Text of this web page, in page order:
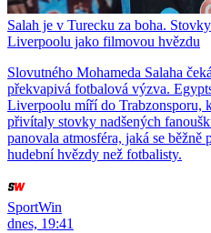
Salah je v Turecku za boha.
Liverpoolu jako filmovou hvězdu
Slovutného Mohameda Salaha
překvapivá fotbalová výzva.
Liverpoolu míří do Trabzonsporu,
přivítaly stovky nadšených
panovala atmosféra, jaká se běžně
hudební hvězdy než fotbalisty.
SportWin
dnes, 19:41